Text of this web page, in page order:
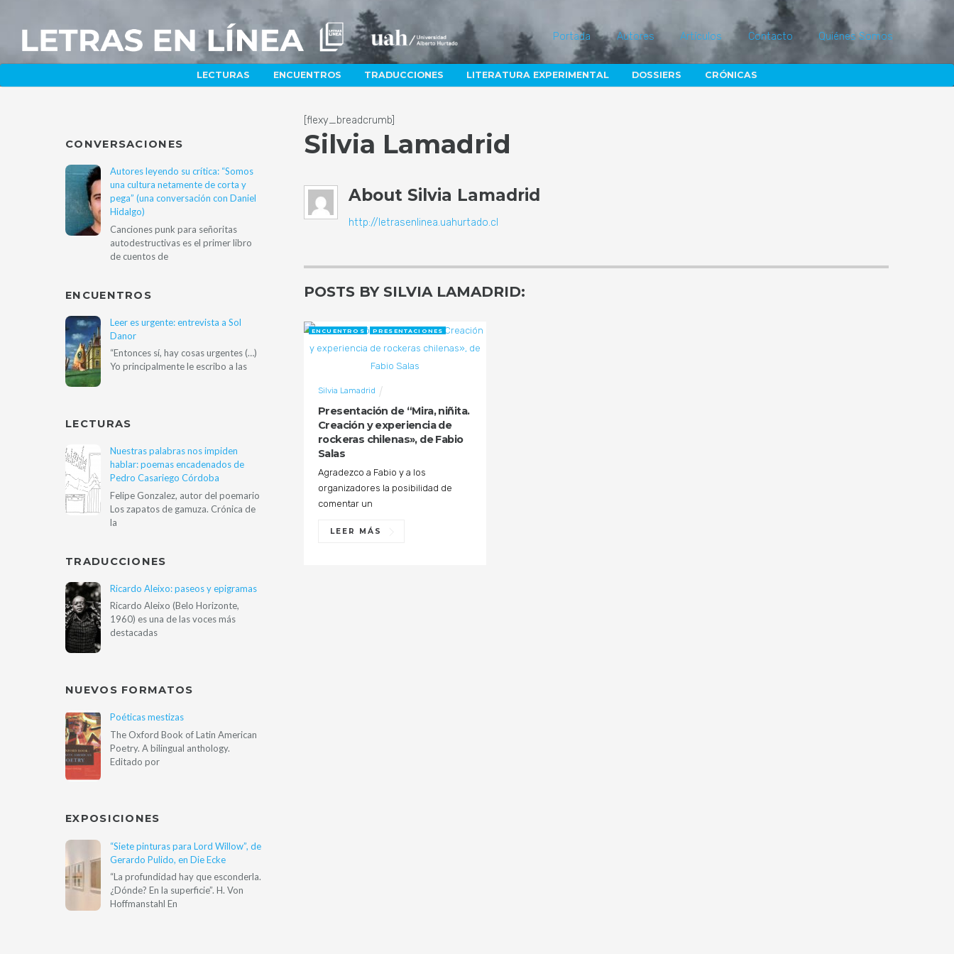
Portada Autores Artículos Contacto Quiénes Somos
LECTURAS ENCUENTROS TRADUCCIONES LITERATURA EXPERIMENTAL DOSSIERS CRÓNICAS
[flexy_breadcrumb]
Silvia Lamadrid
About Silvia Lamadrid
http://letrasenlinea.uahurtado.cl
POSTS BY SILVIA LAMADRID:
Presentación de “Mira, niñita.
Creación y experiencia de
rockeras chilenas», de Fabio
Salas
Silvia Lamadrid
ENCUENTROS PRESENTACIONES
Agradezco a Fabio y a los
organizadores la posibilidad de
comentar un
LEER MÁS
CONVERSACIONES
Autores leyendo su crítica: “Somos
una cultura netamente de corta y
pega” (una conversación con Daniel
Hidalgo)
Canciones punk para señoritas
autodestructivas es el primer libro
de cuentos de
ENCUENTROS
Leer es urgente: entrevista a Sol
Danor
“Entonces sí, hay cosas urgentes (…)
Yo principalmente le escribo a las
LECTURAS
Nuestras palabras nos impiden
hablar: poemas encadenados de
Pedro Casariego Córdoba
Felipe Gonzalez, autor del poemario
Los zapatos de gamuza. Crónica de
la
TRADUCCIONES
Ricardo Aleixo: paseos y epigramas
Ricardo Aleixo (Belo Horizonte,
1960) es una de las voces más
destacadas
NUEVOS FORMATOS
Poéticas mestizas
The Oxford Book of Latin American
Poetry. A bilingual anthology.
Editado por
EXPOSICIONES
“Siete pinturas para Lord Willow”, de
Gerardo Pulido, en Die Ecke
“La profundidad hay que esconderla.
¿Dónde? En la superficie”. H. Von
Hoffmanstahl En